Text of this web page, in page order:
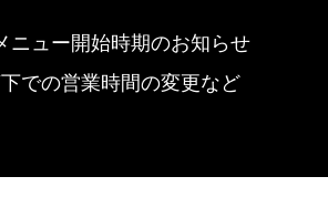
ニュー開始時期のお知らせ
での営業時間の変更など